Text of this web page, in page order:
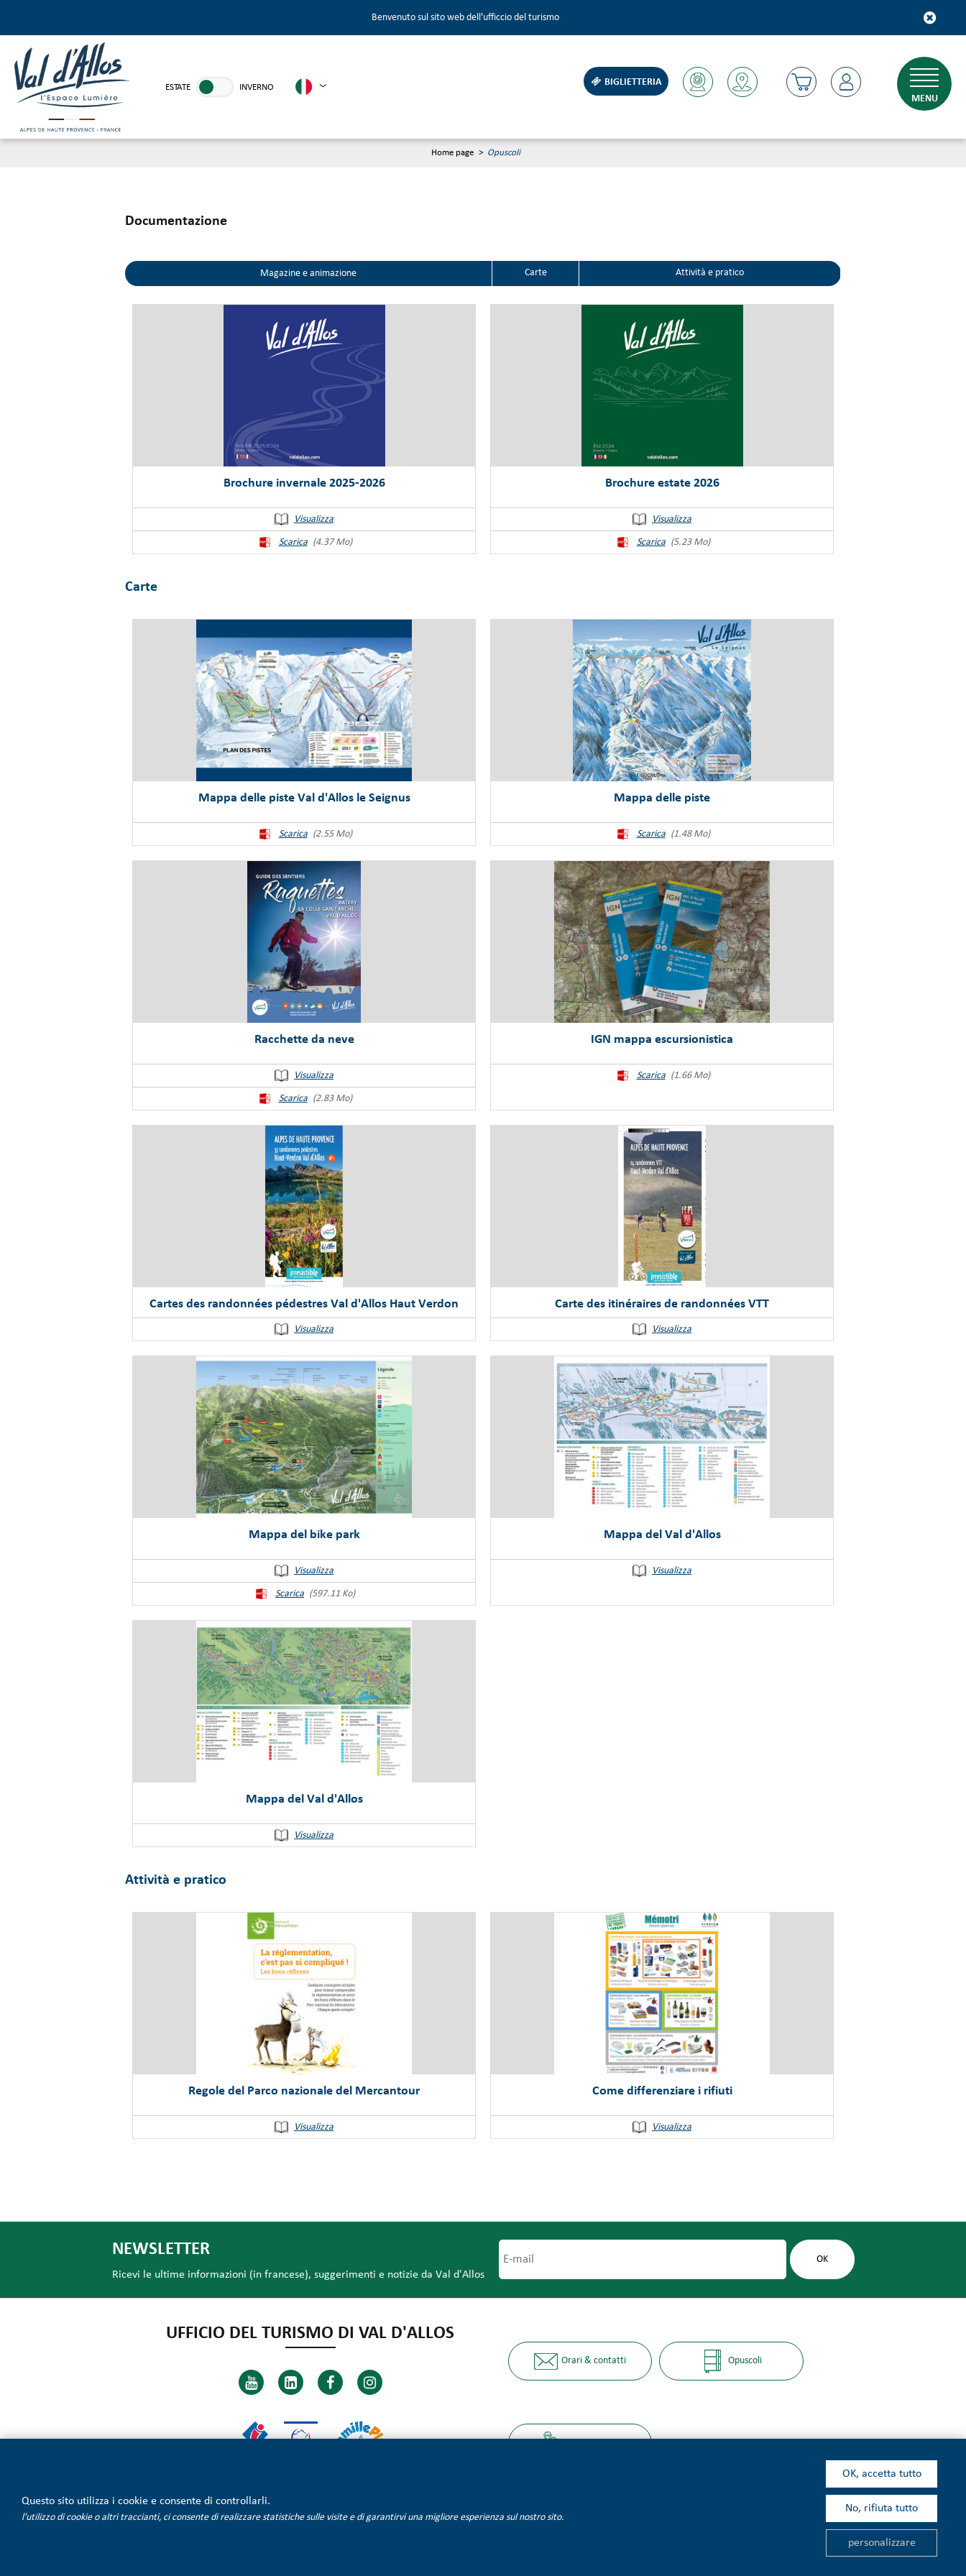
Benvenuto sul sito web dell'ufficcio del turismo
ESTATE INVERNO
BIGLIETTERIA
MENU
Home page > Opuscoli
Documentazione
Magazine e animazione Carte Attività e pratico
Brochure invernale 2025-2026
Visualizza
Scarica (4.37 Mo)
Brochure estate 2026
Visualizza
Scarica (5.23 Mo)
Carte
Mappa delle piste Val d'Allos le Seignus
Scarica (2.55 Mo)
Mappa delle piste
Scarica (1.48 Mo)
Racchette da neve
Visualizza
Scarica (2.83 Mo)
IGN mappa escursionistica
Scarica (1.66 Mo)
Cartes des randonnées pédestres Val d'Allos Haut Verdon
Visualizza
Carte des itinéraires de randonnées VTT
Visualizza
Mappa del bike park
Visualizza
Scarica (597.11 Ko)
Mappa del Val d'Allos
Visualizza
Mappa del Val d'Allos
Visualizza
Attività e pratico
Regole del Parco nazionale del Mercantour
Visualizza
Come differenziare i rifiuti
Visualizza
NEWSLETTER
Ricevi le ultime informazioni (in francese), suggerimenti e notizie da Val d'Allos
UFFICIO DEL TURISMO DI VAL D'ALLOS
Orari & contatti Opuscoli
Informazioni legali Mappa del sito Qualité Tourisme
Questo sito utilizza i cookie e consente di controllarli.
l'utilizzo di cookie o altri traccianti, ci consente di realizzare statistiche sulle visite e di garantirvi una migliore esperienza sul nostro sito.
OK, accetta tutto
No, rifiuta tutto
personalizzare